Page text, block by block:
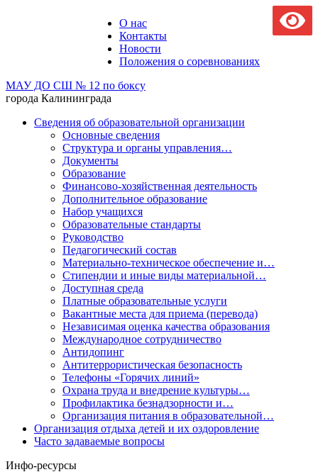
О нас
Контакты
Новости
Положения о соревнованиях
МАУ ДО СШ № 12 по боксу
города Калининграда
Сведения об образовательной организации
Основные сведения
Структура и органы управления…
Документы
Образование
Финансово-хозяйственная деятельность
Дополнительное образование
Набор учащихся
Образовательные стандарты
Руководство
Педагогический состав
Материально-техническое обеспечение и…
Стипендии и иные виды материальной…
Доступная среда
Платные образовательные услуги
Вакантные места для приема (перевода)
Независимая оценка качества образования
Международное сотрудничество
Антидопинг
Антитеррористическая безопасность
Телефоны «Горячих линий»
Охрана труда и внедрение культуры…
Профилактика безнадзорности и…
Организация питания в образовательной…
Организация отдыха детей и их оздоровление
Часто задаваемые вопросы
Инфо-ресурсы